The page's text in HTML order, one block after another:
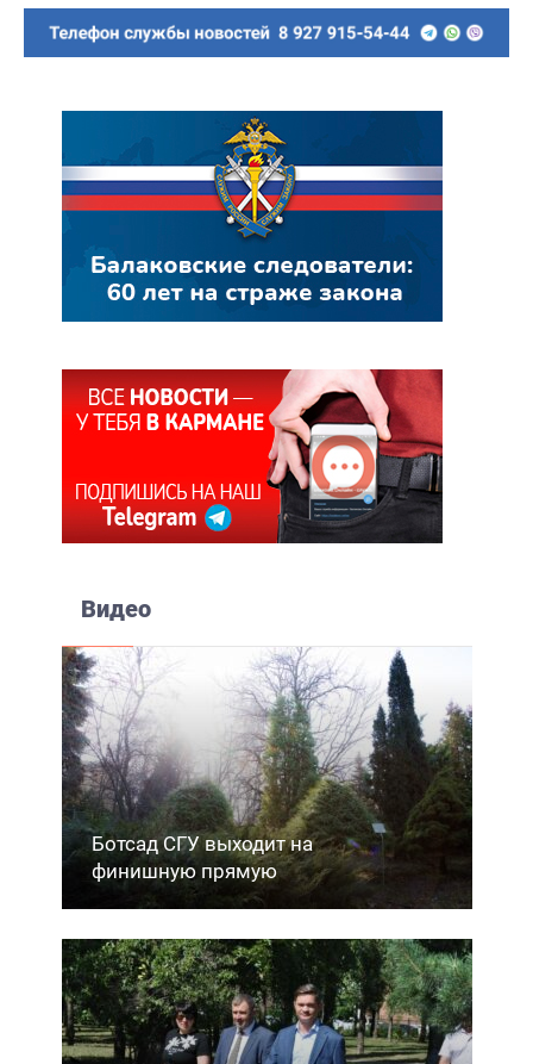
Видео
Ботсад СГУ выходит на
финишную прямую